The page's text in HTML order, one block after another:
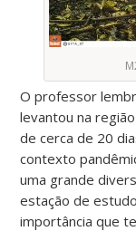
O professor
levantou na
de cerca de 20
contexto
uma grande
estação de
importância que